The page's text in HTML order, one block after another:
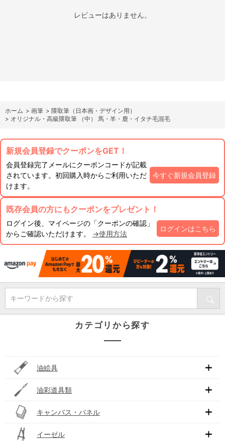
レビューはありません。
ホーム > 画筆 > 隈取筆（日本画・デザイン用）
> オリジナル・高級隈取筆 （中） 馬・羊・鹿・イタチ毛混毛
新規会員登録でクーポンをGET！
会員登録完了メールにクーポンコードが記載
されています。初回購入時からご利用いただ
けます。
今すぐ新規会員登録
既存会員の方にもクーポンをプレゼント！
ログイン後、マイページの「クーポンの確認」
からご確認いただけます。 →使用方法
ログインはこちら
キーワードから探す
カテゴリから探す
油絵具
油彩道具類
キャンバス・パネル
イーゼル